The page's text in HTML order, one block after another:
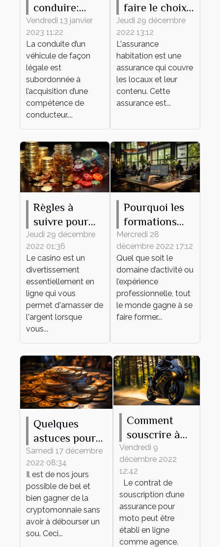
conduire:
pourquoi
l'obtenir ?
Vendredi 13 janvier
2023 11:22
La conduite d’un
véhicule de façon
légale est
subordonnée à
l’acquisition d’une
compétence de
conducteur....
faire le choix
d'une bonne
assurance
habitation ?
Jeudi 29 décembre
2022 13:12
L'assurance
habitation est une
assurance qui couvre
les locaux et leur
contenu. Cette
assurance est...
Règles à
suivre pour
gagner de
l'argent au
casino en
ligne
Jeudi 29 décembre
2022 01:36
Le casino est un
divertissement
essentiellement en
ligne qui vous
permet d'amasser de
l'argent lorsque
vous...
Pourquoi les
formations
continues
sont-elles
importantes
pour une
entreprise ?
Mercredi 28
décembre 2022 17:12
Quel que soit le
domaine d’activité ou
l’expérience
professionnelle, tout
le monde gagne à se
faire former...
Quelques
astuces pour
trouver les
meilleurs jeux
de
cryptomonnaie
Samedi 17 décembre
2022 08:34
Il est de nos jours
possible de bel et
bien gagner de la
cryptomonnaie sans
avoir à débourser un
sou. Ceci...
Comment
souscrire à
une
assurance
moto en
ligne?
Vendredi 9
décembre 2022
12:42
Le contrat de
souscription d’une
assurance pour
moto peut être
établi en ligne
comme agence.